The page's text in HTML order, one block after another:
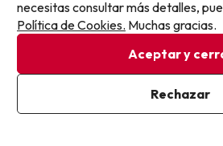
Las habitaciones un poco viejas
Pon tu mejor e-mail
Ya estoy suscrito
Al suscribirte, confirmas haber leído y
necesitas consultar más detalles,
Política de Cookies. Muchas gracias.
Aceptar y
Rechazar